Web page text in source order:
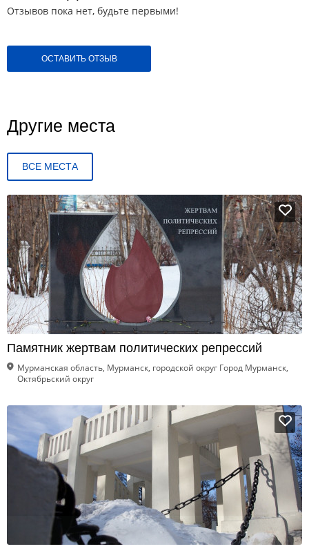
Отзывов пока нет, будьте первыми!
ОСТАВИТЬ ОТЗЫВ
Другие места
ВСЕ МЕСТА
Памятник жертвам политических репрессий
Мурманская область, Мурманск, городской округ Город Мурманск,
Октябрьский округ